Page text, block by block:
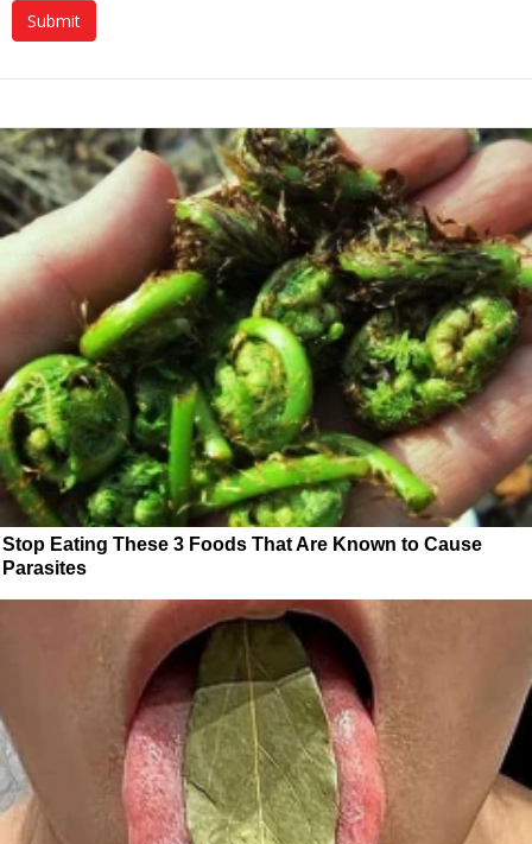
Stop Eating These 3 Foods That Are Known to Cause
Parasites